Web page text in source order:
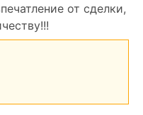
от сделки,